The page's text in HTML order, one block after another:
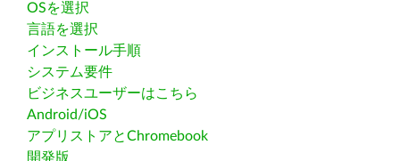
OSを選択
言語を選択
インストール手順
システム要件
ビジネスユーザーはこちら
Android/iOS
アプリストアとChromebook
開発版